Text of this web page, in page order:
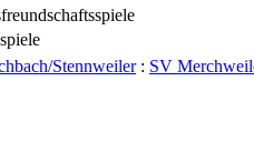
​Stennweiler : SV